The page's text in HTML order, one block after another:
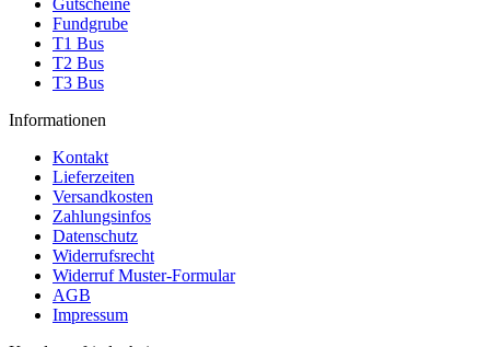
Gutscheine
Fundgrube
T1 Bus
T2 Bus
T3 Bus
Informationen
Kontakt
Lieferzeiten
Versandkosten
Zahlungsinfos
Datenschutz
Widerrufsrecht
Widerruf Muster-Formular
AGB
Impressum